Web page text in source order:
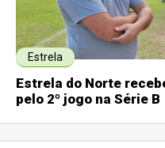
Estrela
Estrela do Norte
pelo 2º jogo na Série B